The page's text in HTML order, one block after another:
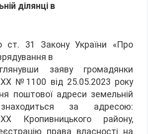
ділянці в
ст. 31 Закону України «Про
в
заяву громадянки
№1100 від 25.05.2023 року
поштової адреси земельній
знаходиться за адресою:
Кропивницького району,
права власності на